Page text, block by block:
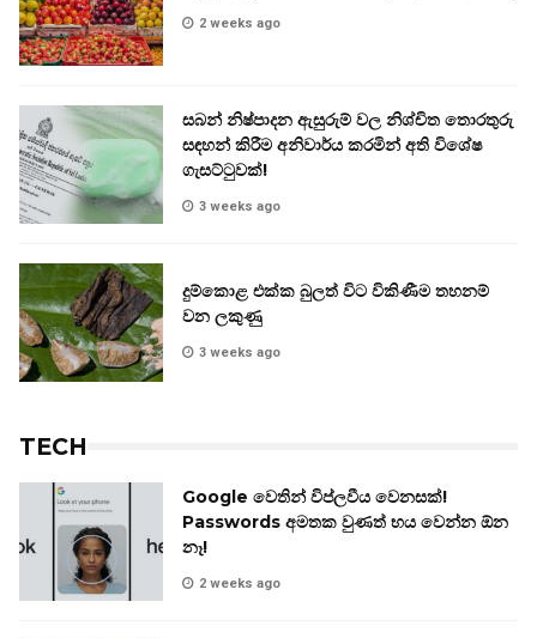
2 weeks ago
සබන් නිෂ්පාදන ඇසුරුම් වල නිශ්චිත තොරතුරු
සඳහන් කිරීම අනිවාර්ය කරමින් අති විශේෂ
ගැසට්ටුවක්!
3 weeks ago
දුම්කොළ එක්ක බුලත් විට විකිණීම තහනම්
වන ලකුණු
3 weeks ago
TECH
Google වෙතින් විප්ලවීය වෙනසක්!
Passwords අමතක වුණත් භය වෙන්න ඕන
නෑ!
2 weeks ago